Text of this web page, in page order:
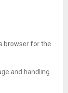
browser for the
and handling